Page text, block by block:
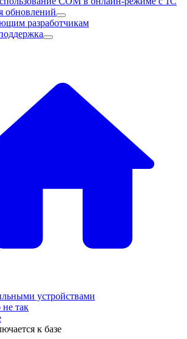
обновлений
разработчикам
устройствами
так
к базе